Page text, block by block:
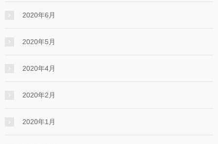
2020年6月
2020年5月
2020年4月
2020年2月
2020年1月